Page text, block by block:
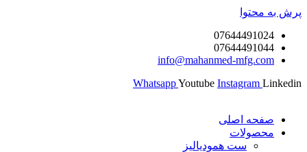
پرش به محتوا
07644491024
07644491044
info@mahanmed-mfg.com
WhatsappYoutube Instagram Linkedin
صفحه اصلی
محصولات
ست همودیالیز